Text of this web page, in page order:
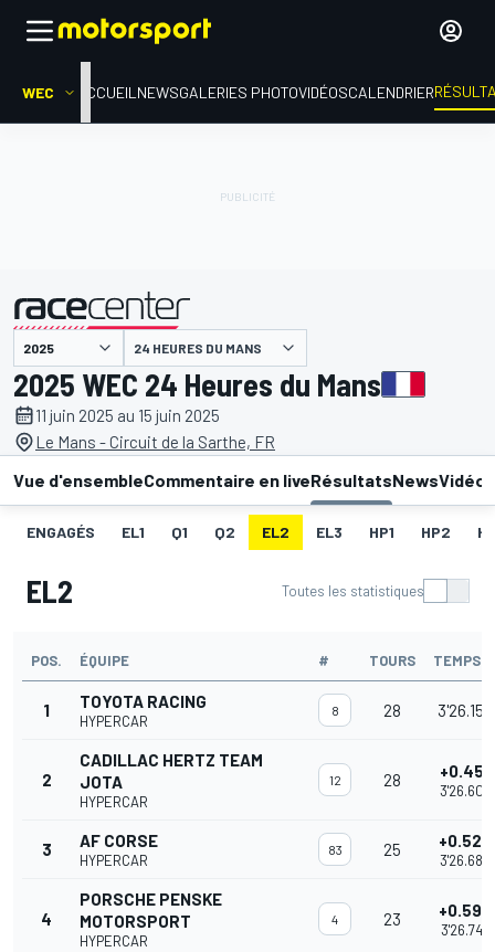
WEC ACCUEIL NEWSGALERIES PHOTOVIDÉOSCALENDRIER
présenté par 24 HEURES DU MANS
2025 WEC 24 Heures du Mans
11 juin 2025 au 15 juin 2025
Le Mans - Circuit de la Sarthe, FR
Vue d'ensembleCommentaire en liveRésultatsNewsVidéos
ENGAGÉS EL1 Q1 Q2 EL2 EL3 HP1 HP2
EL2 Toutes les statistiques
POS. ÉQUIPE # TOURS TEMPS
1 TOYOTA RACING
HYPERCAR
8 28 3'26.156
2
CADILLAC HERTZ TEAM
JOTA
HYPERCAR
12 28 +0.451
3'26.607
3 AF CORSE
HYPERCAR
83 25 +0.524
3'26.680
4
PORSCHE PENSKE
MOTORSPORT
HYPERCAR
4 23 +0.592
3'26.748